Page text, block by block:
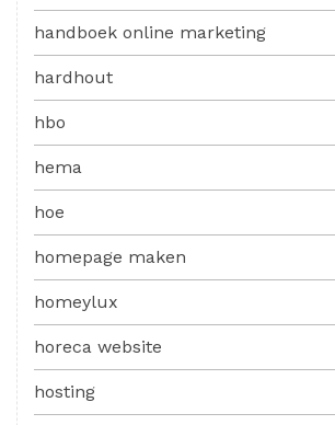
handboek online marketing
hardhout
hbo
hema
hoe
homepage maken
homeylux
horeca website
hosting